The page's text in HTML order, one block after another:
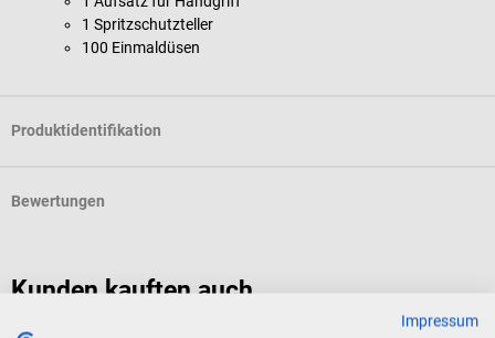
1 Spritzschutzteller
100 Einmaldüsen
Produktidentifikation
Bewertungen
Kunden kauften auch
Impressum